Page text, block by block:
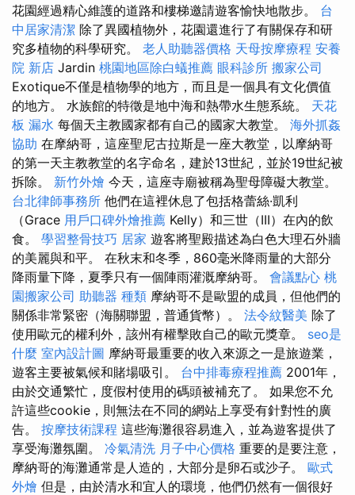
花園經過精心維護的道路和樓梯邀請遊客愉快地散步。 台
中居家清潔 除了異國植物外，花園還進行了有關保存和研
究多植物的科學研究。 老人助聽器價格 天母按摩療程 安養
院 新店 Jardin 桃園地區除白蟻推薦 眼科診所 搬家公司
Exotique不僅是植物學的地方，而且是一個具有文化價值
的地方。 水族館的特徵是地中海和熱帶水生態系統。 天花
板 漏水 每個天主教國家都有自己的國家大教堂。 海外抓姦
協助 在摩納哥，這座聖尼古拉斯是一座大教堂，以摩納哥
的第一天主教教堂的名字命名，建於13世紀，並於19世紀被
拆除。 新竹外燴 今天，這座寺廟被稱為聖母障礙大教堂。
台北律師事務所 他們在這裡休息了包括格蕾絲·凱利
（Grace 用戶口碑外燴推薦 Kelly）和三世（III）在內的飲
食。 學習整骨技巧 居家 遊客將聖殿描述為白色大理石外牆
的美麗與和平。 在秋末和冬季，860毫米降雨量的大部分
降雨量下降，夏季只有一個陣雨灌溉摩納哥。 會議點心 桃
園搬家公司 助聽器 種類 摩納哥不是歐盟的成員，但他們的
關係非常緊密（海關聯盟，普通貨幣）。 法令紋醫美 除了
使用歐元的權利外，該州有權擊敗自己的歐元獎章。 seo是
什麼 室內設計圖 摩納哥最重要的收入來源之一是旅遊業，
遊客主要被氣候和賭場吸引。 台中排毒療程推薦 2001年，
由於交通繁忙，度假村使用的碼頭被補充了。 如果您不允
許這些cookie，則無法在不同的網站上享受有針對性的廣
告。 按摩技術課程 這些海灘很容易進入，並為遊客提供了
享受海灘氛圍。 冷氣清洗 月子中心價格 重要的是要注意，
摩納哥的海灘通常是人造的，大部分是卵石或沙子。 歐式
外燴 但是，由於清水和宜人的環境，他們仍然有一個很好